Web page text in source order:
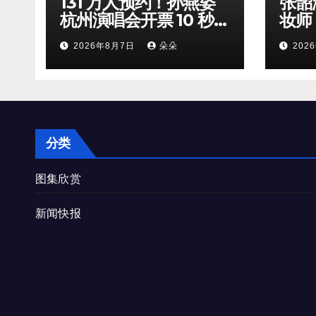
杭州演唱会开票 10 秒全
档位火速售罄
2026年8月7日 朵朵
妆师
守
双
分类
图集欣赏
新闻快报